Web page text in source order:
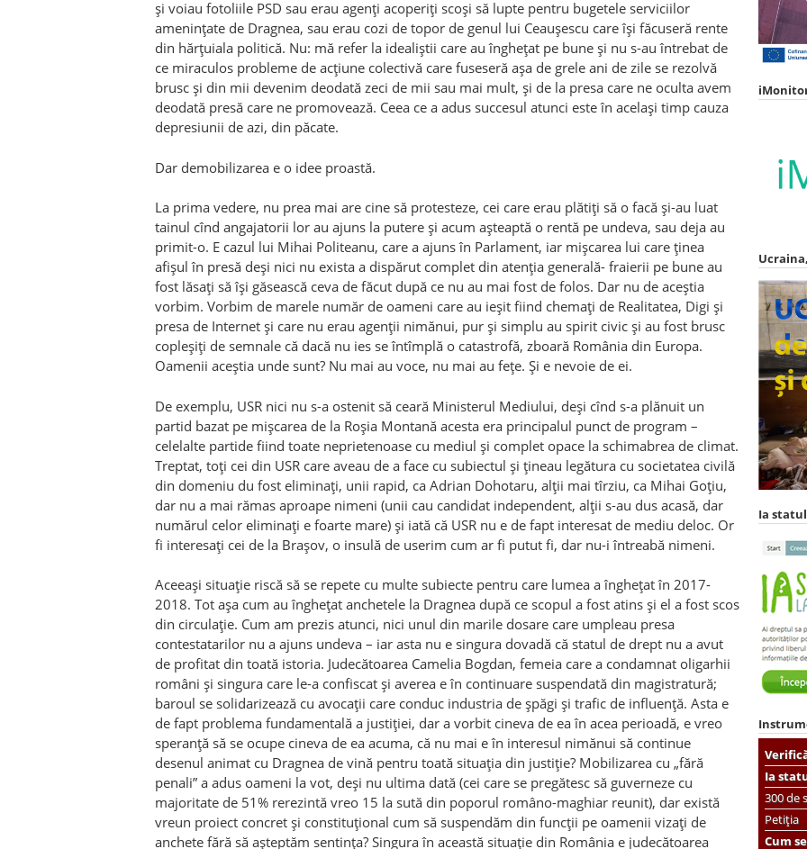
și voiau fotoliile PSD sau erau agenți acoperiți scoși să lupte pentru bugetele serviciilor
amenințate de Dragnea, sau erau cozi de topor de genul lui Ceaușescu care își făcuseră rente
din hărțuiala politică. Nu: mă refer la idealiștii care au înghețat pe bune și nu s-au întrebat de
ce miraculos probleme de acțiune colectivă care fuseseră așa de grele ani de zile se rezolvă
brusc și din mii devenim deodată zeci de mii sau mai mult, și de la presa care ne oculta avem
deodată presă care ne promovează. Ceea ce a adus succesul atunci este în același timp cauza
depresiunii de azi, din păcate.
Dar demobilizarea e o idee proastă.
La prima vedere, nu prea mai are cine să protesteze, cei care erau plătiți să o facă și-au luat
tainul cînd angajatorii lor au ajuns la putere și acum așteaptă o rentă pe undeva, sau deja au
primit-o. E cazul lui Mihai Politeanu, care a ajuns în Parlament, iar mișcarea lui care ținea
afișul în presă deși nici nu exista a dispărut complet din atenția generală- fraierii pe bune au
fost lăsați să își găsească ceva de făcut după ce nu au mai fost de folos. Dar nu de aceștia
vorbim. Vorbim de marele număr de oameni care au ieșit fiind chemați de Realitatea, Digi și
presa de Internet și care nu erau agenții nimănui, pur și simplu au spirit civic și au fost brusc
copleșiți de semnale că dacă nu ies se întîmplă o catastrofă, zboară România din Europa.
Oamenii aceștia unde sunt? Nu mai au voce, nu mai au fețe. Și e nevoie de ei.
De exemplu, USR nici nu s-a ostenit să ceară Ministerul Mediului, deși cînd s-a plănuit un
partid bazat pe mișcarea de la Roșia Montană acesta era principalul punct de program –
celelalte partide fiind toate neprietenoase cu mediul și complet opace la schimabrea de climat.
Treptat, toți cei din USR care aveau de a face cu subiectul și țineau legătura cu societatea civilă
din domeniu du fost eliminați, unii rapid, ca Adrian Dohotaru, alții mai tîrziu, ca Mihai Goțiu,
dar nu a mai rămas aproape nimeni (unii cau candidat independent, alții s-au dus acasă, dar
numărul celor eliminați e foarte mare) și iată că USR nu e de fapt interesat de mediu deloc. Or
fi interesați cei de la Brașov, o insulă de userim cum ar fi putut fi, dar nu-i întreabă nimeni.
Aceeași situație riscă să se repete cu multe subiecte pentru care lumea a înghețat în 2017-
2018. Tot așa cum au înghețat anchetele la Dragnea după ce scopul a fost atins și el a fost scos
din circulație. Cum am prezis atunci, nici unul din marile dosare care umpleau presa
contestatarilor nu a ajuns undeva – iar asta nu e singura dovadă că statul de drept nu a avut
de profitat din toată istoria. Judecătoarea Camelia Bogdan, femeia care a condamnat oligarhii
români și singura care le-a confiscat și averea e în continuare suspendată din magistratură;
baroul se solidarizează cu avocații care conduc industria de șpăgi și trafic de influență. Asta e
de fapt problema fundamentală a justiției, dar a vorbit cineva de ea în acea perioadă, e vreo
speranță să se ocupe cineva de ea acuma, că nu mai e în interesul nimănui să continue
desenul animat cu Dragnea de vină pentru toată situația din justiție? Mobilizarea cu „fără
penali” a adus oameni la vot, deși nu ultima dată (cei care se pregătesc să guverneze cu
majoritate de 51% rerezintă vreo 15 la sută din poporul româno-maghiar reunit), dar există
vreun proiect concret și constituțional cum să suspendăm din funcții pe oamenii vizați de
anchete fără să așteptăm sentința? Singura în această situație din România e judecătoarea
Ia
Ia
300 de
Petiția
Cum